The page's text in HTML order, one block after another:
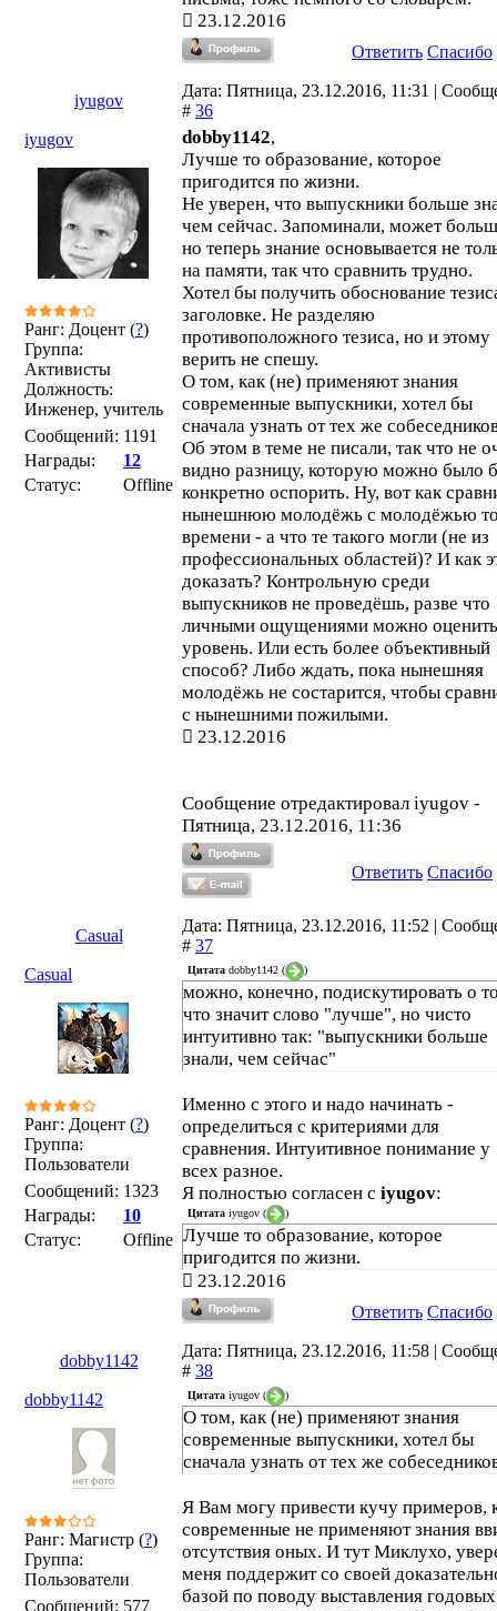
23.12.2016
Ответить Спасибо
iyugov
Дата: Пятница, 23.12.2016, 11:31 |
# 36
iyugov
Ранг: Доцент (?)
Группа:
Активисты
Должность:
Инженер, учитель
Сообщений: 1191
Награды:
12
Статус:
Offline
dobby1142,
Лучше то образование, которое
пригодится по жизни.
Не уверен, что выпускники больше
чем сейчас. Запоминали, может
но теперь знание основывается не
на памяти, так что сравнить трудно.
Хотел бы получить обоснование
заголовке. Не разделяю
противоположного тезиса, но и этому
верить не спешу.
О том, как (не) применяют знания
современные выпускники, хотел бы
сначала узнать от тех же
Об этом в теме не писали, так что не
видно разницу, которую можно было
конкретно оспорить. Ну, вот как
нынешнюю молодёжь с молодёжью
времени - а что те такого могли (не из
профессиональных областей)? И как
доказать? Контрольную среди
выпускников не проведёшь, разве что
личными ощущениями можно
уровень. Или есть более объективный
способ? Либо ждать, пока нынешняя
молодёжь не состарится, чтобы
с нынешними пожилыми.
23.12.2016
Сообщение отредактировал iyugov -
Пятница, 23.12.2016, 11:36
Ответить Спасибо
Casual
Дата: Пятница, 23.12.2016, 11:52 |
# 37
Casual
Ранг: Доцент (?)
Группа:
Пользователи
Сообщений: 1323
Награды:
10
Статус:
Offline
Цитата dobby1142 ( )
можно, конечно, подискутировать о
что значит слово "лучше", но чисто
интуитивно так: "выпускники больше
знали, чем сейчас"
Именно с этого и надо начинать -
определиться с критериями для
сравнения. Интуитивное понимание у
всех разное.
Я полностью согласен с iyugov:
Цитата iyugov ( )
Лучше то образование, которое
пригодится по жизни.
23.12.2016
Ответить Спасибо
dobby1142
Дата: Пятница, 23.12.2016, 11:58 |
# 38
dobby1142
Ранг: Магистр (?)
Группа:
Пользователи
Сообщений: 577
Цитата iyugov ( )
О том, как (не) применяют знания
современные выпускники, хотел бы
сначала узнать от тех же
Я Вам могу привести кучу примеров,
современные не применяют знания
отсутствия оных. И тут Миклухо,
меня поддержит со своей
базой по поводу выставления годовых